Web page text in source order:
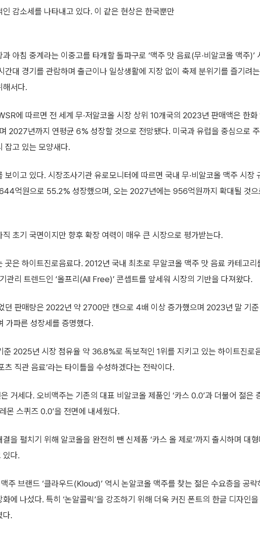
감소세를 나타내고 있다. 이 같은 현상은 한국뿐만
아침 중계라는 이중고를 타개할 돌파구로 ‘맥주 맛 음료(무·비알코올 맥주)’
간대 경기를 관람하며 출근이나 일상생활에 지장 없이 축제 분위기를 즐기려
해서다.
에 따르면 전 세계 무·저알코올 시장 상위 10개국의 2023년 판매액은 한화
2027년까지 연평균 6% 성장할 것으로 전망됐다. 미국과 유럽을 중심으로
잡고 있는 모양새다.
보이고 있다. 시장조사기관 유로모니터에 따르면 국내 무·비알코올 맥주 시장
억원으로 55.2% 성장했으며, 오는 2027년에는 956억원까지 확대될 것으
초기 국면이지만 향후 확장 여력이 매우 큰 시장으로 평가받는다.
곳은 하이트진로음료다. 2012년 국내 최초로 무알코올 맥주 맛 음료 카테고리
관리 트렌드인 ‘올프리(All Free)’ 콘셉트를 앞세워 시장의 기반을 다져왔다.
던 판매량은 2022년 약 2700만 캔으로 4배 이상 증가했으며 2023년 말 기준
가파른 성장세를 증명했다.
2025년 시장 점유율 약 36.8%로 독보적인 1위를 지키고 있는 하이트진로
츠 직관 음료’라는 타이틀을 수성하겠다는 전략이다.
거세다. 오비맥주는 기존의 대표 비알코올 제품인 ‘카스 0.0’과 더불어 젊은
몬 스퀴즈 0.0’을 전면에 내세웠다.
을 펼치기 위해 알코올을 완전히 뺀 신제품 ‘카스 올 제로’까지 출시하며 대
있다.
주 브랜드 ‘클라우드(Kloud)’ 역시 논알코올 맥주를 찾는 젊은 수요층을 공략
에 나섰다. 특히 ‘논알콜릭’을 강조하기 위해 더욱 커진 폰트의 한글 디자인
다.